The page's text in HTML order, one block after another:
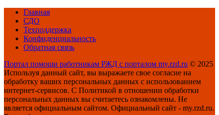
Главная
СДО
Техподдержка
Конфиденциальность
Обратная связь
Портал помощи работникам РЖД с порталом my.rzd.ru © 2025
Используя данный сайт, вы выражаете свое согласие на
обработку ваших персональных данных с использованием
интернет-сервисов. С Политикой в отношении обработки
персональных данных вы считаетесь ознакомлены. Не
является официальным сайтом. Официальный сайт - my.rzd.ru.